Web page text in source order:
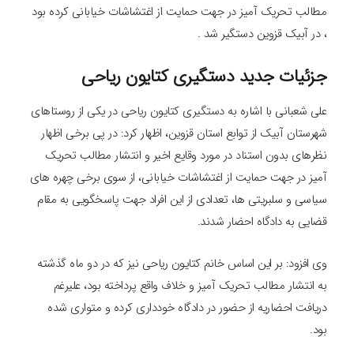
مطالب تحریک آمیز در جهت حمایت از اغتشاشات خیابانی کرده بود
، در آبیک قزوین دستگیر شد .
جزئیات جدید دستگیری کتایون ریاحی
علی شعبانی با اشاره به دستگیری کتایون ریاحی در یکی از روستاهای
شهرستان آبیک از توابع استان قزوین، اظهار کرد: در پی برخی اظهار
نظرهای بدون استناد در مورد وقایع اخیر و انتشار مطالب تحریک
آمیز در جهت حمایت از اغتشاشات خیابانی، از سوی برخی چهره های
سیاسی و سلبریتی ها، تعدادی از این افراد جهت پاسخگویی به مقام
قضایی به دادگاه احضار شدند.
وی افزود: بر این اساس خانم کتایون ریاحی نیز که در دو ماه گذشته
به انتشار مطالب تحریک آمیز و خلاف واقع پرداخته بود، علیرغم
دریافت احضاریه از حضور در دادگاه خودداری کرده و متواری شده
بود.